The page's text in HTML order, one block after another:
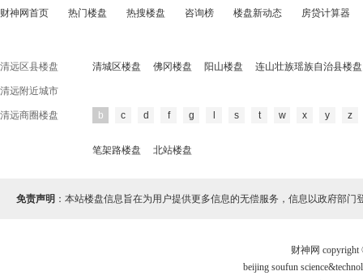
财神网首页 热门楼盘 热搜楼盘 咨询榜 楼盘新动态 房贷计算器
清远区县楼盘 清城区楼盘 佛冈楼盘 阳山楼盘 连山壮族瑶族自治县楼盘
清远附近城市
清远商圈楼盘 b c d f g s t w x y z
笔架路楼盘 北站楼盘
免责声明 ：本站楼盘信息旨在为用户提供更多信息的无偿服务，信息以政府部门
财神网
beijing soufun